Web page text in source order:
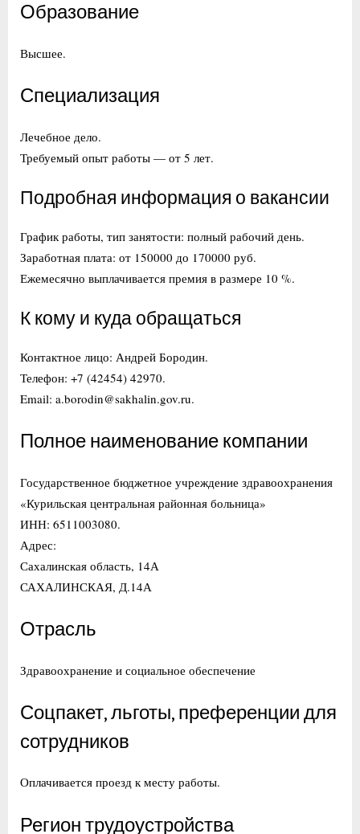
Образование
Высшее.
Специализация
Лечебное дело.
Требуемый опыт работы — от 5 лет.
Подробная информация о вакансии
График работы, тип занятости: полный рабочий день.
Заработная плата: от 150000 до 170000 руб.
Ежемесячно выплачивается премия в размере 10 %.
К кому и куда обращаться
Контактное лицо: Андрей Бородин.
Телефон: +7 (42454) 42970.
Email: a.borodin@sakhalin.gov.ru.
Полное наименование компании
Государственное бюджетное учреждение здравоохранения
«Курильская центральная районная больница»
ИНН: 6511003080.
Адрес:
Сахалинская область, 14А
САХАЛИНСКАЯ, Д.14А
Отрасль
Здравоохранение и социальное обеспечение
Соцпакет, льготы, преференции для
сотрудников
Оплачивается проезд к месту работы.
Регион трудоустройства